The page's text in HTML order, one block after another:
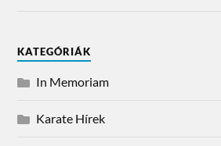
KATEGÓRIÁK
In Memoriam
Karate Hírek